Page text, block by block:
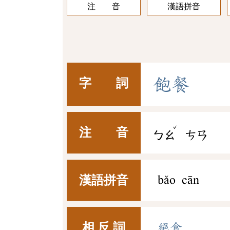
注 音 漢語拼音
字 詞 飽餐
注 音 ㄅㄠ
ˇ
ㄘㄢ
漢語拼音 bǎo cān
絕食